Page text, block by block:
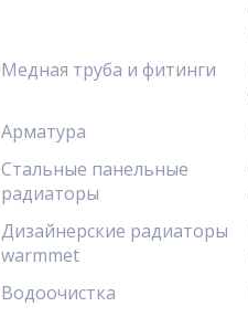
Медная труба и фитинги
Арматура
Стальные панельные
радиаторы
Дизайнерские радиаторы
warmmet
Водоочистка